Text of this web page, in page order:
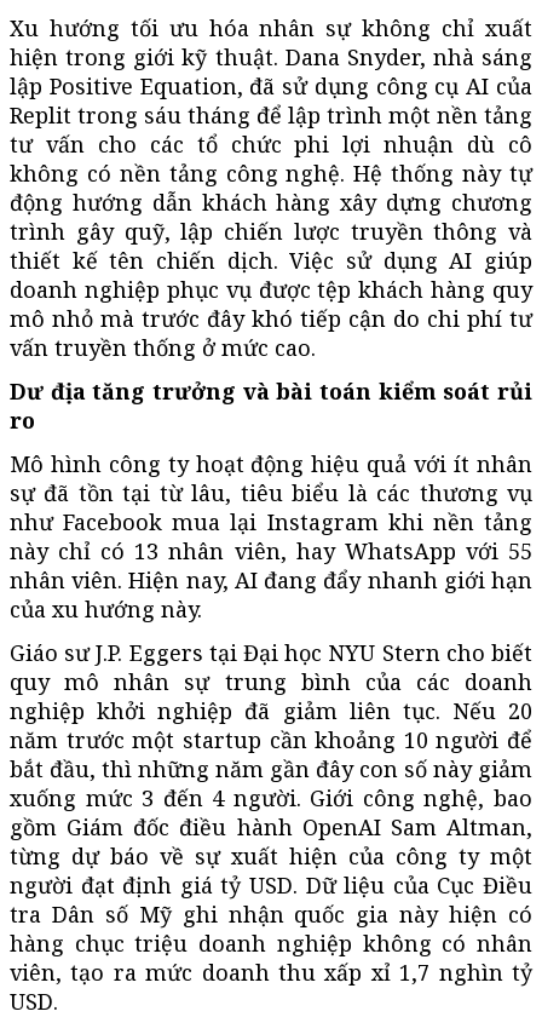
Xu hướng tối ưu hóa nhân sự không chỉ xuất
hiện trong giới kỹ thuật. Dana Snyder, nhà sáng
lập Positive Equation, đã sử dụng công cụ AI của
Replit trong sáu tháng để lập trình một nền tảng
tư vấn cho các tổ chức phi lợi nhuận dù cô
không có nền tảng công nghệ. Hệ thống này tự
động hướng dẫn khách hàng xây dựng chương
trình gây quỹ, lập chiến lược truyền thông và
thiết kế tên chiến dịch. Việc sử dụng AI giúp
doanh nghiệp phục vụ được tệp khách hàng quy
mô nhỏ mà trước đây khó tiếp cận do chi phí tư
vấn truyền thống ở mức cao.
Dư địa tăng trưởng và bài toán kiểm soát rủi
ro
Mô hình công ty hoạt động hiệu quả với ít nhân
sự đã tồn tại từ lâu, tiêu biểu là các thương vụ
như Facebook mua lại Instagram khi nền tảng
này chỉ có 13 nhân viên, hay WhatsApp với 55
nhân viên. Hiện nay, AI đang đẩy nhanh giới hạn
của xu hướng này.
Giáo sư J.P. Eggers tại Đại học NYU Stern cho biết
quy mô nhân sự trung bình của các doanh
nghiệp khởi nghiệp đã giảm liên tục. Nếu 20
năm trước một startup cần khoảng 10 người để
bắt đầu, thì những năm gần đây con số này giảm
xuống mức 3 đến 4 người. Giới công nghệ, bao
gồm Giám đốc điều hành OpenAI Sam Altman,
từng dự báo về sự xuất hiện của công ty một
người đạt định giá tỷ USD. Dữ liệu của Cục Điều
tra Dân số Mỹ ghi nhận quốc gia này hiện có
hàng chục triệu doanh nghiệp không có nhân
viên, tạo ra mức doanh thu xấp xỉ 1,7 nghìn tỷ
USD.